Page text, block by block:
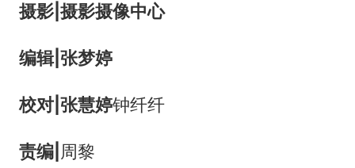
摄影|摄影摄像中心
编辑|张梦婷
校对|张慧婷钟纤纤
责编| 周黎